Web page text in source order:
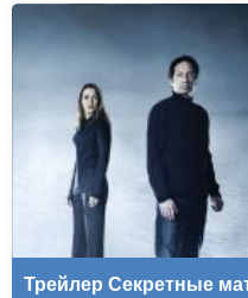
Трейлер Секретные